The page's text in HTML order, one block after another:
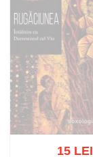
15 LEI